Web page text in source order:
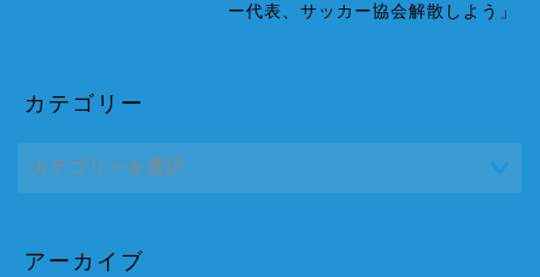
ー代表、サッカー協会解散しよう」
カテゴリー
アーカイブ